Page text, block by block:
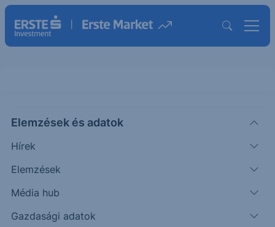
Elemzések és adatok
Hírek
Elemzések
Média hub
Gazdasági adatok
EBSILVTS026(BÉT)
Erste Ezüst Turbo Short 026
670 HUF
Időpont: 25.07.09. 16:33
Előző záró:
840